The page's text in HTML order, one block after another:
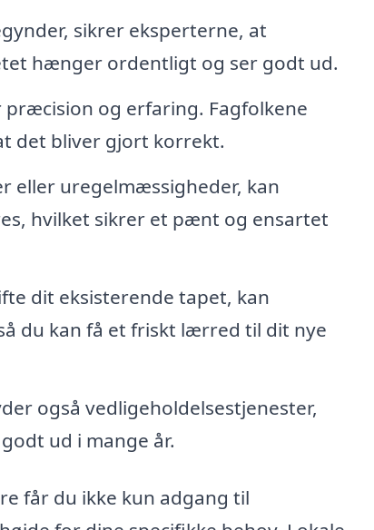
sikrer eksperterne, at
hænger ordentligt og ser godt ud.
og erfaring. Fagfolkene
det bliver gjort korrekt.
eller uregelmæssigheder, kan
hvilket sikrer et pænt og ensartet
dit eksisterende tapet, kan
du kan få et friskt lærred til dit nye
også vedligeholdelsestjenester,
ud i mange år.
får du ikke kun adgang til